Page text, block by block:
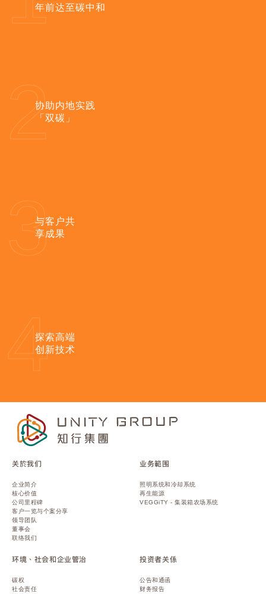
年前达至碳中和
2协助内地实践
「双碳」
3与客户共
享成果
4探索高端
创新技术
关於我们
企业简介
核心价值
公司里程碑
客户一览与个案分享
领导团队
董事会
联络我们
业务範围
照明系统和冷却系统
再生能源
VEGGiTY - 集装箱农场系统
环境、社会和企业管治
碳权
社会责任
投资者关係
公告和通函
财务报告